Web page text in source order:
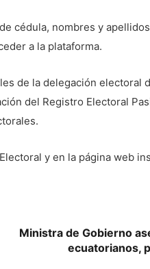
cédula, nombres y
a la plataforma.
de la delegación electoral
del Registro Electoral
y en la página web
Ministra de Gobierno
ecuatorianos,